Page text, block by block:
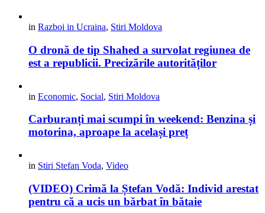
in Razboi in Ucraina, Stiri Moldova
O dronă de tip Shahed a survolat regiunea de
est a republicii. Precizările autorităților
in Economic, Social, Stiri Moldova
Carburanți mai scumpi în weekend: Benzina și
motorina, aproape la același preț
in Stiri Stefan Voda, Video
(VIDEO) Crimă la Ștefan Vodă: Individ arestat
pentru că a ucis un bărbat în bătaie